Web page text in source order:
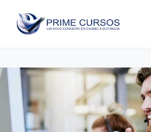
para